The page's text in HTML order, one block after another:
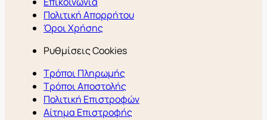
Πολιτική Απορρήτου
Όροι Χρήσης
Ρυθμίσεις Cookies
Τρόποι Πληρωμής
Τρόποι Αποστολής
Πολιτική Επιστροφών
Αίτημα Επιστροφής